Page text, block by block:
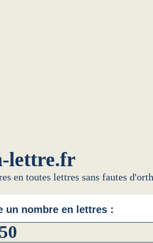
lettre.fr
en toutes lettres sans fautes
un nombre en lettres :